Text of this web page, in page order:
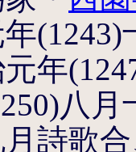
年
八
月詩歌